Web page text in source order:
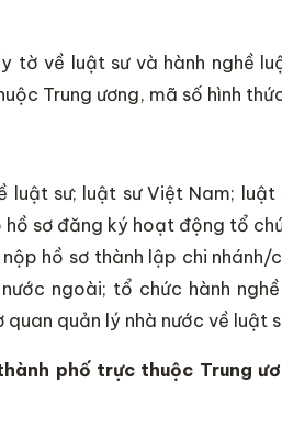
tờ về luật sư và hành nghề
Trung ương, mã số hình
luật sư; luật sư Việt Nam;
sơ đăng ký hoạt động tổ
hồ sơ thành lập chi
ngoài; tổ chức hành
quản lý nhà nước về luật
phố trực thuộc Trung